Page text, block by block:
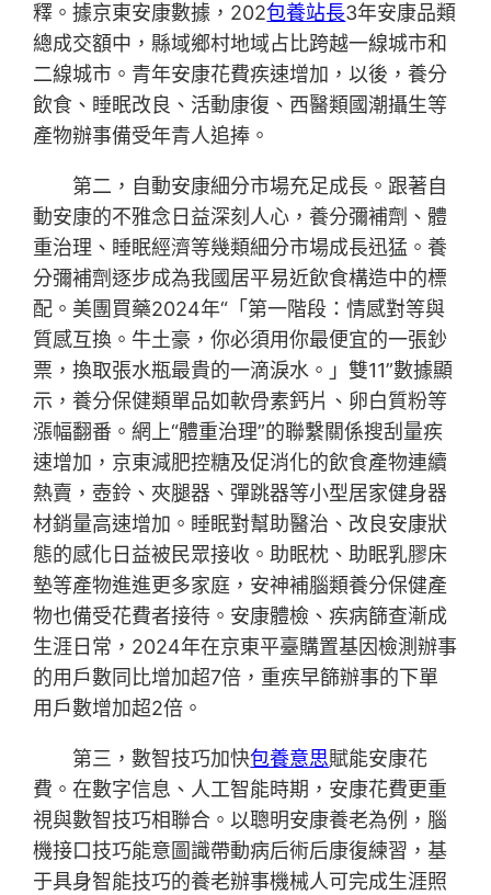
釋。據京東安康數據，202包養站長3年安康品類
總成交額中，縣域鄉村地域占比跨越一線城市和
二線城市。青年安康花費疾速增加，以後，養分
飲食、睡眠改良、活動康復、西醫類國潮攝生等
產物辦事備受年青人追捧。
第二，自動安康細分市場充足成長。跟著自
動安康的不雅念日益深刻人心，養分彌補劑、體
重治理、睡眠經濟等幾類細分市場成長迅猛。養
分彌補劑逐步成為我國居平易近飲食構造中的標
配。美團買藥2024年“「第一階段：情感對等與
質感互換。牛土豪，你必須用你最便宜的一張鈔
票，換取張水瓶最貴的一滴淚水。」雙11”數據顯
示，養分保健類單品如軟骨素鈣片、卵白質粉等
漲幅翻番。網上“體重治理”的聯繫關係搜刮量疾
速增加，京東減肥控糖及促消化的飲食產物連續
熱賣，壺鈴、夾腿器、彈跳器等小型居家健身器
材銷量高速增加。睡眠對幫助醫治、改良安康狀
態的感化日益被民眾接收。助眠枕、助眠乳膠床
墊等產物進進更多家庭，安神補腦類養分保健產
物也備受花費者接待。安康體檢、疾病篩查漸成
生涯日常，2024年在京東平臺購置基因檢測辦事
的用戶數同比增加超7倍，重疾早篩辦事的下單
用戶數增加超2倍。
第三，數智技巧加快包養意思賦能安康花
費。在數字信息、人工智能時期，安康花費更重
視與數智技巧相聯合。以聰明安康養老為例，腦
機接口技巧能意圖識帶動病后術后康復練習，基
于具身智能技巧的養老辦事機械人可完成生涯照